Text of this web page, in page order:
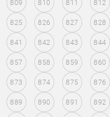
809 810 811 812
825 826 827 828
841 842 843 844
857 858 859 860
873 874 875 876
889 890 891 892